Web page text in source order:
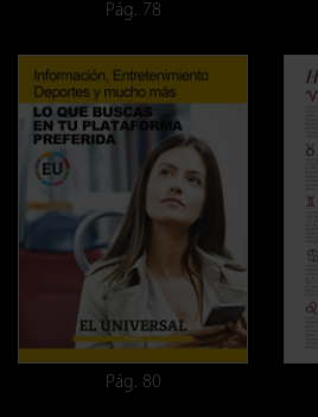
Pág. 78
Pág. 80